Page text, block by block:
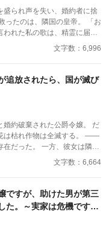
盛られ声を失い、婚約者に捨
われた私の歌は、精霊に届
文字数：6,996
追放されたら、国が滅び
婚約破棄された公爵令嬢。 だ
枯れ作物は全滅する。 ――
、彼女は隣国
遅れになってから縋る王子と
恋を知る。
文字数：6,664
ですが、助けた男が第三
た。～実家は危機です